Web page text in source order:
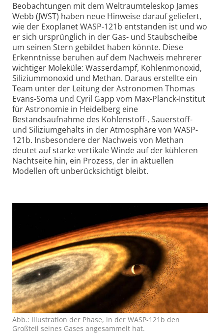
Beobachtungen mit dem Weltraumteleskop James
Webb (JWST) haben neue Hinweise darauf geliefert,
wie der Exoplanet WASP-121b entstanden ist und wo
er sich ursprünglich in der Gas- und Staubscheibe
um seinen Stern gebildet haben könnte. Diese
Erkenntnisse beruhen auf dem Nachweis mehrerer
wichtiger Moleküle: Wasserdampf, Kohlenmonoxid,
Siliziummonoxid und Methan. Daraus erstellte ein
Team unter der Leitung der Astronomen Thomas
Evans-Soma und Cyril Gapp vom Max-Planck-Institut
für Astronomie in Heidelberg eine
Bestandsaufnahme des Kohlenstoff-, Sauerstoff-
und Siliziumgehalts in der Atmosphäre von WASP-
121b. Insbesondere der Nachweis von Methan
deutet auf starke vertikale Winde auf der kühleren
Nachtseite hin, ein Prozess, der in aktuellen
Modellen oft unberücksichtigt bleibt.
Abb.: Illustration der Phase, in der WASP-121b den
Großteil seines Gases angesammelt hat.